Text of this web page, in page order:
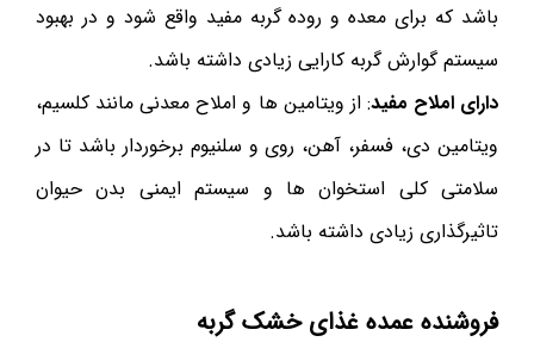
باشد که برای معده و روده گربه مفید واقع شود و در بهبود
سیستم گوارش گربه کارایی زیادی داشته باشد.
دارای املاح مفید: از ویتامین ها و املاح معدنی مانند کلسیم،
ویتامین دی، فسفر، آهن، روی و سلنیوم برخوردار باشد تا در
سلامتی کلی استخوان ها و سیستم ایمنی بدن حیوان
تاثیرگذاری زیادی داشته باشد.
فروشنده عمده غذای خشک گربه